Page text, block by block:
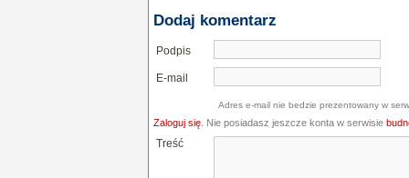
Dodaj komentarz
Podpis
E-mail
Adres e-mail nie bedzie prezentowany w
Zaloguj się . Nie posiadasz jeszcze konta w serwisie
Treść